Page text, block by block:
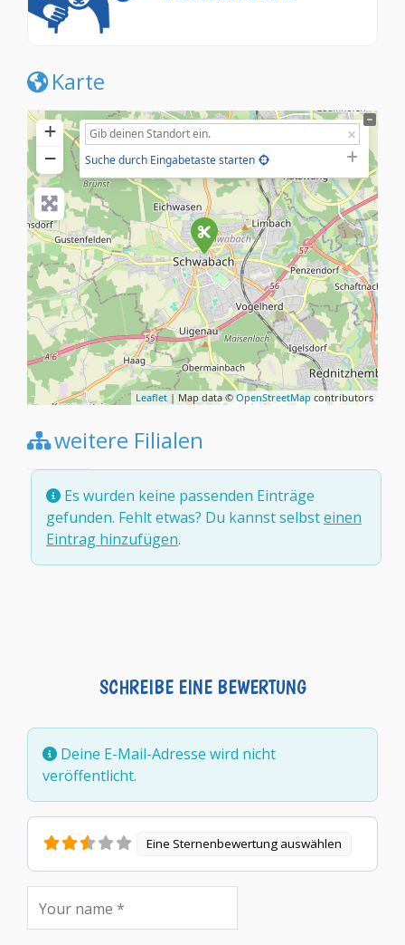
Karte
+
−
Suche durch Eingabetaste starten
Leaflet | Map data © OpenStreetMap contributors
weitere Filialen
Es wurden keine passenden Einträge
gefunden. Fehlt etwas? Du kannst selbsteinen
Eintrag hinzufügen.
SCHREIBE EINE BEWERTUNG
Deine E-Mail-Adresse wird nicht
veröffentlicht.
Eine Sternenbewertung auswählen